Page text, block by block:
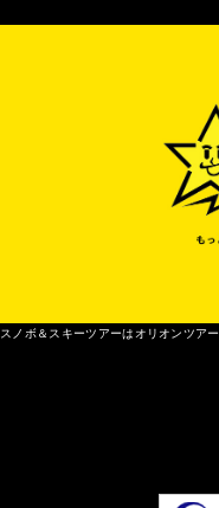
スノボ＆スキーツアーはオリオンツアー